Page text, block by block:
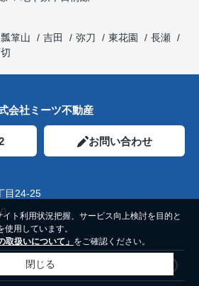
瓢箪山 吉田 弥刀 東花園
長瀬
会社ミーツ不動産
お問い合わせ
目24-25
ト利用状況把握、サービス向上検討を目的と
用しています。
取扱いについて」 をご確認ください。
閉じる